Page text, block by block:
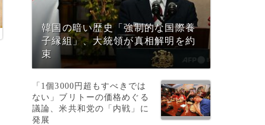
韓国の暗い歴史「強制的な国際養
子縁組」、大統領が真相解明を約
束
「1個3000円超もすべきでは
ない」ブリトーの価格めぐる
議論、米共和党の「内戦」に
発展